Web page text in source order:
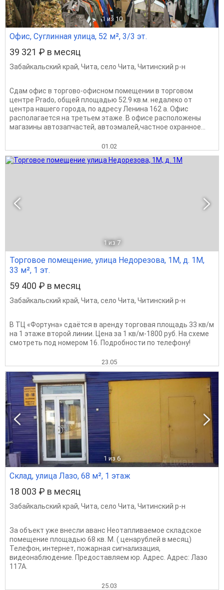
1 из 10
Офис, Суглинная улица, 52 м², 3/3 эт.
39 321 ₽ в месяц
Забайкальский край, Чита, село Чита, Читинский р-н
Сдам офис в торгово-офисном помещении в торговом
центре Prado, общей площадью 52.9 кв.м. недалеко от
центра нашего города, по адресу Ленина 162 а. Офис
располагается на третьем этаже. В офисе расположены
магазины автозапчастей, автоэмалей,частное охранное...
01.02
1 из 7
Торговое помещение, улица Недорезова, 1М, д. 1М,
33 м², 1 эт.
59 400 ₽ в месяц
Забайкальский край, Чита, село Чита, Читинский р-н
В ТЦ «Фортуна» сдаётся в аренду торговая площадь 33 кв/м
на 1 этаже второй линии. Цена за 1 кв/м-1800 руб. На схеме
смотреть под номером 16. Подробности по телефону!
23.05
1 из 6
Склад, улица Лазо, 68 м², 1 этаж
18 003 ₽ в месяц
Забайкальский край, Чита, село Чита, Читинский р-н
За объект уже внесли аванс Неотапливаемое складское
помещение площадью 68 кв. М. ( ценарублей в месяц)
Телефон, интернет, пожарная сигнализация,
видеонаблюдение. Предоставляем юр. Адрес. Адрес: Лазо
117А.
25.03